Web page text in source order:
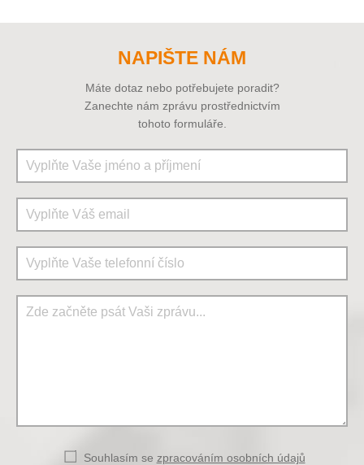
NAPIŠTE NÁM
Máte dotaz nebo potřebujete poradit?
Zanechte nám zprávu prostřednictvím
tohoto formuláře.
Souhlasím se zpracováním osobních údajů